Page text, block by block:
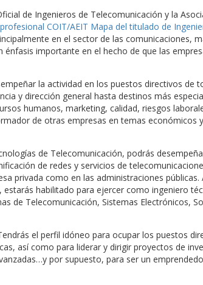
de Ingenieros de Telecomunicación y la
COIT/AEIT Mapa del titulado de
en el sector de las comunicaciones,
énfasis importante en el hecho de que las
la actividad en los puestos directivos de
y dirección general hasta destinos más
humanos, marketing, calidad, riesgos
de otras empresas en temas económicos
de Telecomunicación, podrás
de redes y servicios de
privada como en las administraciones públicas.
estarás habilitado para ejercer como ingeniero
de Telecomunicación, Sistemas Electrónicos,
el perfil idóneo para ocupar los puestos
así como para liderar y dirigir proyectos de
por supuesto, para ser un